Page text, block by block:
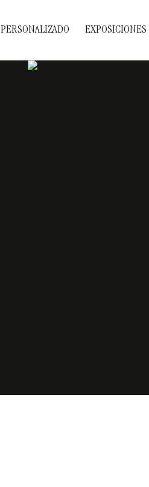
PERSONALIZADO EXPOSICIONES